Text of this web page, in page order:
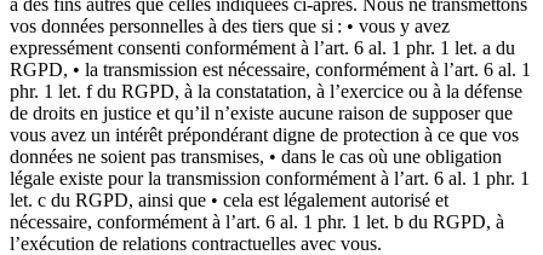
vos données personnelles à des tiers que si : • vous y avez
expressément consenti conformément à l’art. 6 al. 1 phr. 1 let. a du
RGPD, • la transmission est nécessaire, conformément à l’art. 6 al. 1
phr. 1 let. f du RGPD, à la constatation, à l’exercice ou à la défense
de droits en justice et qu’il n’existe aucune raison de supposer que
vous avez un intérêt prépondérant digne de protection à ce que vos
données ne soient pas transmises, • dans le cas où une obligation
légale existe pour la transmission conformément à l’art. 6 al. 1 phr. 1
let. c du RGPD, ainsi que • cela est légalement autorisé et
nécessaire, conformément à l’art. 6 al. 1 phr. 1 let. b du RGPD, à
l’exécution de relations contractuelles avec vous.